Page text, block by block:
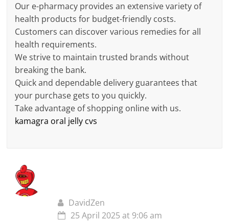
Our e-pharmacy provides an extensive variety of
health products for budget-friendly costs.
Customers can discover various remedies for all
health requirements.
We strive to maintain trusted brands without
breaking the bank.
Quick and dependable delivery guarantees that
your purchase gets to you quickly.
Take advantage of shopping online with us.
kamagra oral jelly cvs
DavidZen
25 April 2025 at 9:06 am